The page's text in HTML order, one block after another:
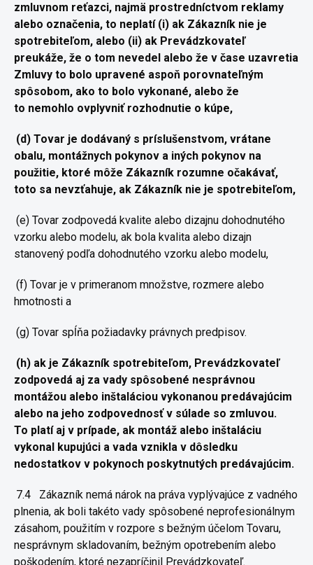
zmluvnom reťazci, najmä prostredníctvom reklamy
alebo označenia, to neplatí (i) ak Zákazník nie je
spotrebiteľom, alebo (ii) ak Prevádzkovateľ
preukáže, že o tom nevedel alebo že v čase uzavretia
Zmluvy to bolo upravené aspoň porovnateľným
spôsobom, ako to bolo vykonané, alebo že
to nemohlo ovplyvniť rozhodnutie o kúpe,
(d) Tovar je dodávaný s príslušenstvom, vrátane
obalu, montážnych pokynov a iných pokynov na
použitie, ktoré môže Zákazník rozumne očakávať,
toto sa nevzťahuje, ak Zákazník nie je spotrebiteľom,
(e) Tovar zodpovedá kvalite alebo dizajnu dohodnutého
vzorku alebo modelu, ak bola kvalita alebo dizajn
stanovený podľa dohodnutého vzorku alebo modelu,
(f) Tovar je v primeranom množstve, rozmere alebo
hmotnosti a
(g) Tovar spĺňa požiadavky právnych predpisov.
(h) ak je Zákazník spotrebiteľom, Prevádzkovateľ
zodpovedá aj za vady spôsobené nesprávnou
montážou alebo inštaláciou vykonanou predávajúcim
alebo na jeho zodpovednosť v súlade so zmluvou.
To platí aj v prípade, ak montáž alebo inštaláciu
vykonal kupujúci a vada vznikla v dôsledku
nedostatkov v pokynoch poskytnutých predávajúcim.
7.4
Zákazník nemá nárok na práva vyplývajúce z vadného
plnenia, ak boli takéto vady spôsobené neprofesionálnym
zásahom, použitím v rozpore s bežným účelom Tovaru,
nesprávnym skladovaním, bežným opotrebením alebo
poškodením, ktoré nezapríčinil Prevádzkovateľ.